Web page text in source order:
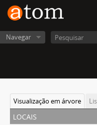
Navegar
Visualização em árvore
locais